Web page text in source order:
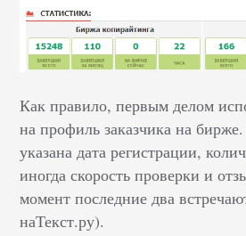
Как правило, первым делом
на профиль заказчика на
указана дата регистрации,
иногда скорость проверки и
момент последние два
наТекст.ру).